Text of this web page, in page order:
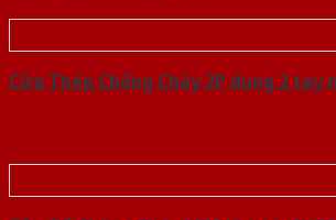
Cửa Thép Chống Cháy 2P dung 2 tay